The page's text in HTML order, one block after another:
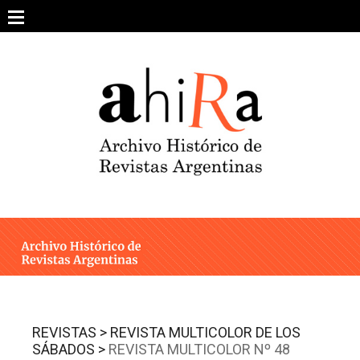
content
ARCHIVO DE REVISTAS
ESTUDIOS CRÍTICOS
INTEGRANTES
CONTACTO
REVISTAS > REVISTA MULTICOLOR DE LOS
SÁBADOS > REVISTA MULTICOLOR Nº 48